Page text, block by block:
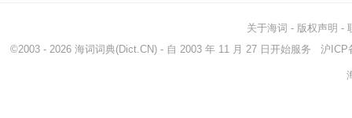
关于海词 - 版权声明 -
©2003 - 2026 海词词典(Dict.CN) - 自 2003 年 11 月 27 日开始服务 沪ICP